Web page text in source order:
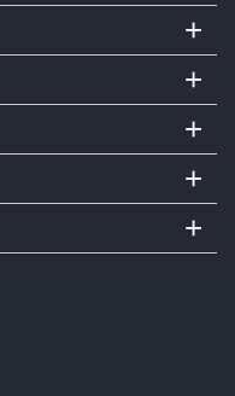
+
+
+
+
+